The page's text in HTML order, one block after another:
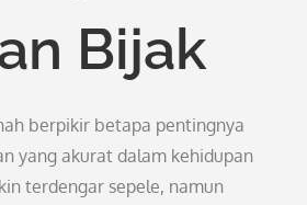
Bijak
berpikir betapa pentingnya
yang akurat dalam kehidupan
terdengar sepele, namun